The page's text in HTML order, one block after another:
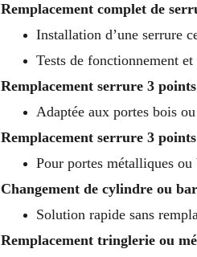
Remplacement complet de
Installation d’une serrure
Tests de fonctionnement
Remplacement serrure 3
Adaptée aux portes bois
Remplacement serrure 3
Pour portes métalliques ou
Changement de cylindre ou
Solution rapide sans
Remplacement tringlerie ou